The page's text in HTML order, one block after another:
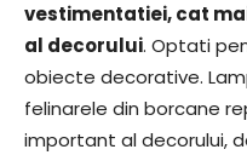
vestimentatiei, cat
al decorului. Optati
obiecte decorative.
felinarele din borcane
important al decorului,